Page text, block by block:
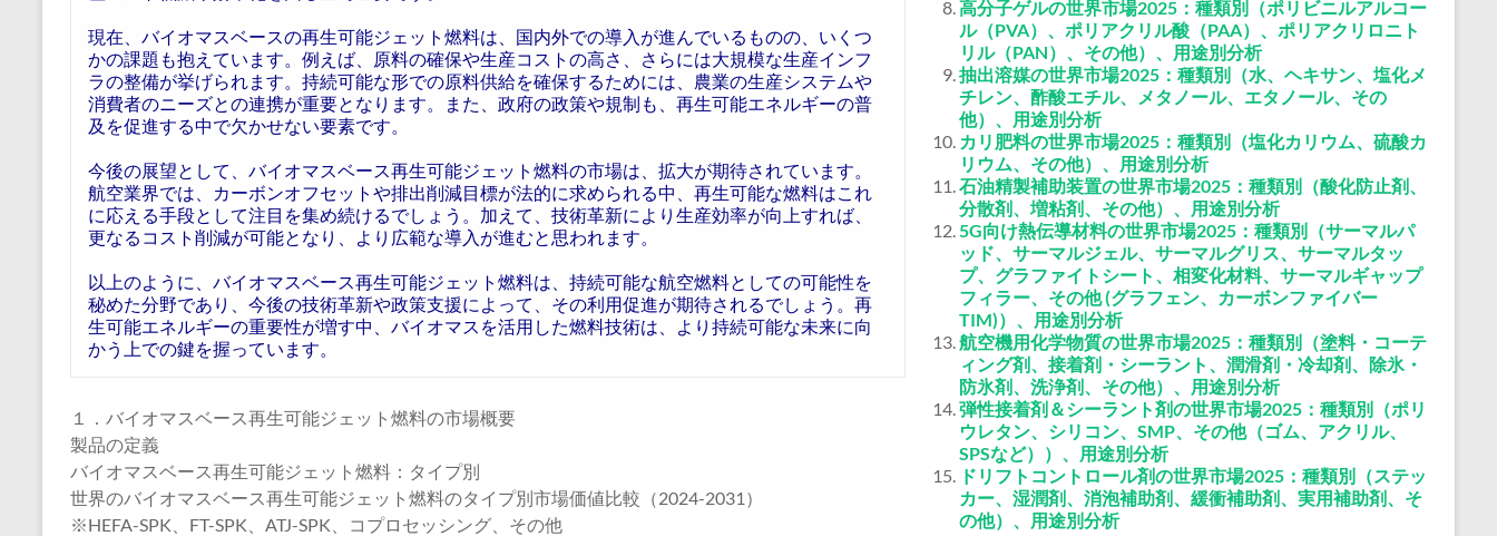
現在、バイオマスベースの再生可能ジェット燃料は、国内外での導入が進んでいるものの、いくつ
かの課題も抱えています。例えば、原料の確保や生産コストの高さ、さらには大規模な生産インフ
ラの整備が挙げられます。持続可能な形での原料供給を確保するためには、農業の生産システムや
消費者のニーズとの連携が重要となります。また、政府の政策や規制も、再生可能エネルギーの普
及を促進する中で欠かせない要素です。
今後の展望として、バイオマスベース再生可能ジェット燃料の市場は、拡大が期待されています。
航空業界では、カーボンオフセットや排出削減目標が法的に求められる中、再生可能な燃料はこれ
に応える手段として注目を集め続けるでしょう。加えて、技術革新により生産効率が向上すれば、
更なるコスト削減が可能となり、より広範な導入が進むと思われます。
以上のように、バイオマスベース再生可能ジェット燃料は、持続可能な航空燃料としての可能性を
秘めた分野であり、今後の技術革新や政策支援によって、その利用促進が期待されるでしょう。再
生可能エネルギーの重要性が増す中、バイオマスを活用した燃料技術は、より持続可能な未来に向
かう上での鍵を握っています。
１．バイオマスベース再生可能ジェット燃料の市場概要
製品の定義
バイオマスベース再生可能ジェット燃料：タイプ別
世界のバイオマスベース再生可能ジェット燃料のタイプ別市場価値比較（2024-2031）
※HEFA-SPK、FT-SPK、ATJ-SPK、コプロセッシング、その他
高分子ゲルの世界市場2025：種類別（ポリビニルアルコー
ル（PVA）、ポリアクリル酸（PAA）、ポリアクリロニト
リル（PAN）、その他）、用途別分析
抽出溶媒の世界市場2025：種類別（水、ヘキサン、塩化メ
チレン、酢酸エチル、メタノール、エタノール、その
他）、用途別分析
カリ肥料の世界市場2025：種類別（塩化カリウム、硫酸カ
リウム、その他）、用途別分析
石油精製補助装置の世界市場2025：種類別（酸化防止剤、
分散剤、増粘剤、その他）、用途別分析
5G向け熱伝導材料の世界市場2025：種類別（サーマルパ
ッド、サーマルジェル、サーマルグリス、サーマルタッ
プ、グラファイトシート、相変化材料、サーマルギャップ
フィラー、その他 (グラフェン、カーボンファイバー
TIM)）、用途別分析
航空機用化学物質の世界市場2025：種類別（塗料・コーテ
ィング剤、接着剤・シーラント、潤滑剤・冷却剤、除氷・
防氷剤、洗浄剤、その他）、用途別分析
弾性接着剤＆シーラント剤の世界市場2025：種類別（ポリ
ウレタン、シリコン、SMP、その他（ゴム、アクリル、
SPSなど））、用途別分析
ドリフトコントロール剤の世界市場2025：種類別（ステッ
カー、湿潤剤、消泡補助剤、緩衝補助剤、実用補助剤、そ
の他）、用途別分析